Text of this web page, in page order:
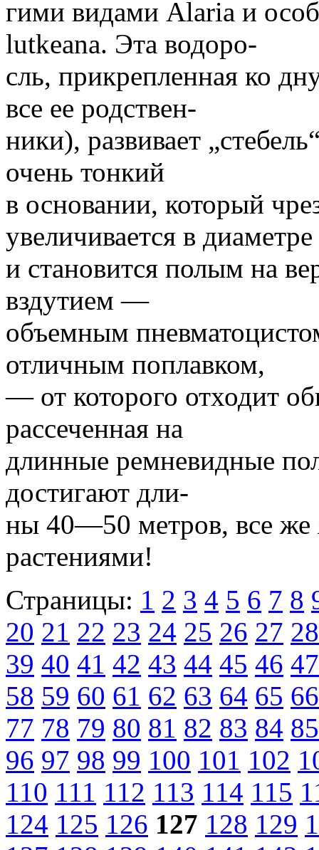
гими видами Alaria и
lutkeana. Эта водоро-
сль, прикрепленная ко
все ее родствен-
ники), развивает
очень тонкий
в основании, который
увеличивается в диаметре
и становится полым на
вздутием —
объемным
отличным поплавком,
— от которого отходит
рассеченная на
длинные ремневидные
достигают дли-
ны 40—50 метров, все же
растениями!
Страницы: 1 2 3 4 5 6 7 8
20 21 22 23 24 25 26 27 28
39 40 41 42 43 44 45 46 47
58 59 60 61 62 63 64 65 66
77 78 79 80 81 82 83 84 85
96 97 98 99 100 101 102
110 111 112 113 114 115
124 125 126 127 128 129